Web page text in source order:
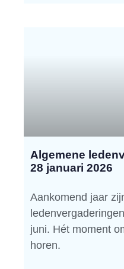
Algemene
28 januari 2026
Aankomend jaar
juni. Hét moment
horen.